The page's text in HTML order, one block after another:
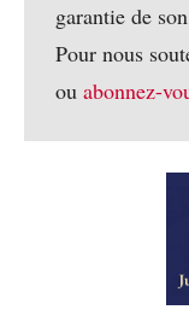
garantie de
Pour nous
ou abonnez-